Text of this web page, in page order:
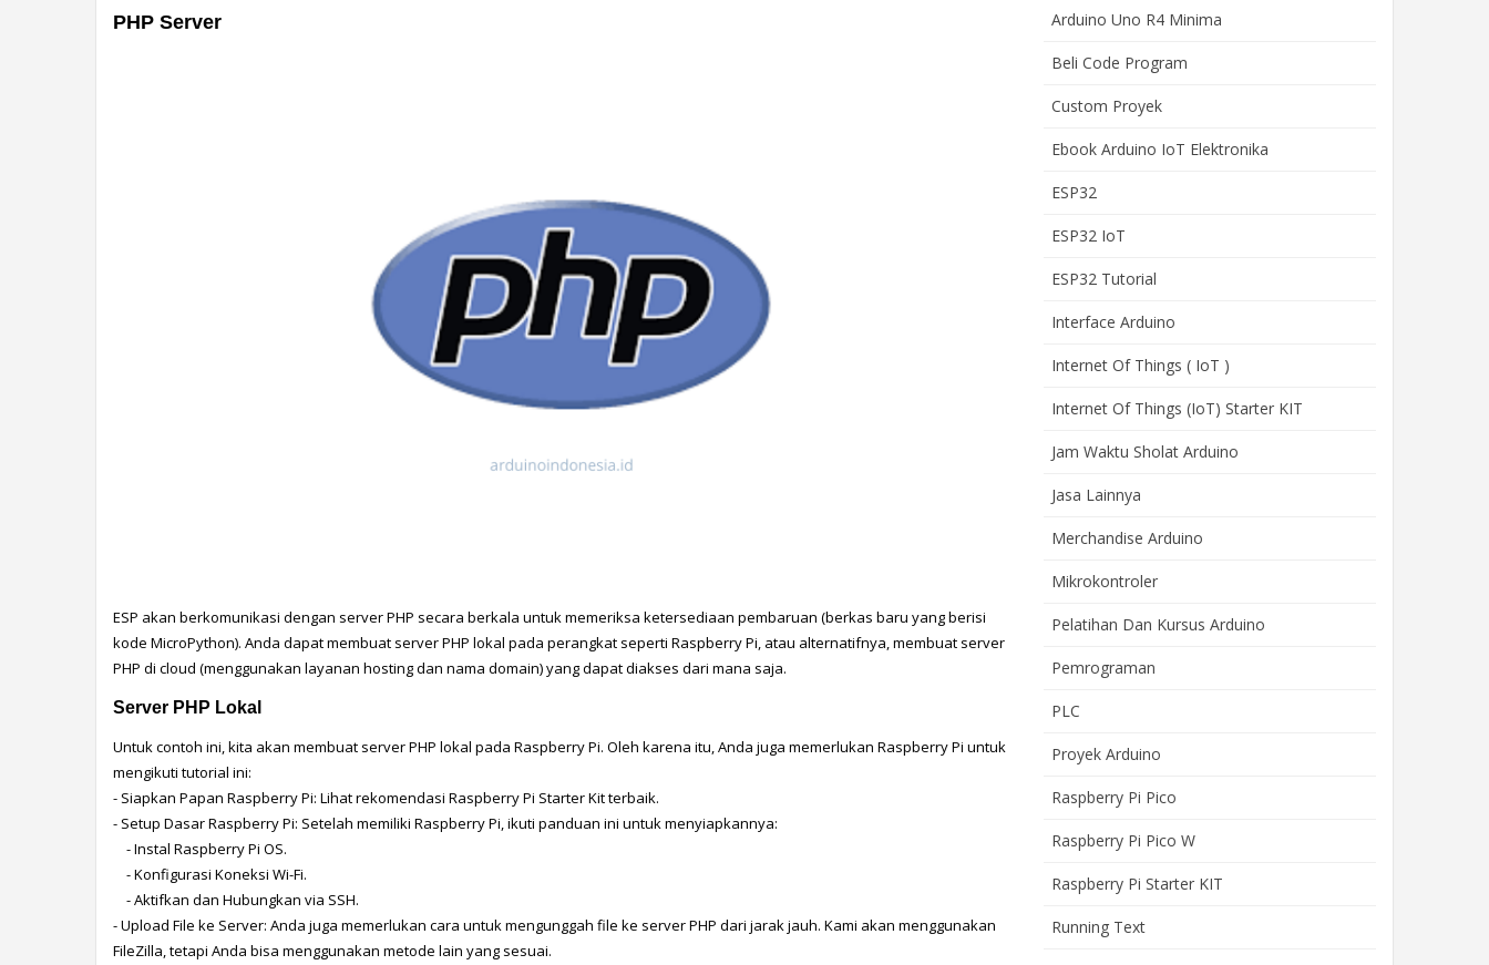
PHP Server
ESP akan berkomunikasi dengan server PHP secara berkala untuk memeriksa ketersediaan pembaruan (berkas baru yang berisi
kode MicroPython). Anda dapat membuat server PHP lokal pada perangkat seperti Raspberry Pi, atau alternatifnya, membuat server
PHP di cloud (menggunakan layanan hosting dan nama domain) yang dapat diakses dari mana saja.
Server PHP Lokal
Untuk contoh ini, kita akan membuat server PHP lokal pada Raspberry Pi. Oleh karena itu, Anda juga memerlukan Raspberry Pi untuk
mengikuti tutorial ini:
- Siapkan Papan Raspberry Pi: Lihat rekomendasi Raspberry Pi Starter Kit terbaik.
- Setup Dasar Raspberry Pi: Setelah memiliki Raspberry Pi, ikuti panduan ini untuk menyiapkannya:
- Instal Raspberry Pi OS.
- Konfigurasi Koneksi Wi-Fi.
- Aktifkan dan Hubungkan via SSH.
- Upload File ke Server: Anda juga memerlukan cara untuk mengunggah file ke server PHP dari jarak jauh. Kami akan menggunakan
FileZilla, tetapi Anda bisa menggunakan metode lain yang sesuai.
Arduino Uno R4 Minima
Beli Code Program
Custom Proyek
Ebook Arduino IoT Elektronika
ESP32
ESP32 IoT
ESP32 Tutorial
Interface Arduino
Internet Of Things ( IoT )
Internet Of Things (IoT) Starter KIT
Jam Waktu Sholat Arduino
Jasa Lainnya
Merchandise Arduino
Mikrokontroler
Pelatihan Dan Kursus Arduino
Pemrograman
PLC
Proyek Arduino
Raspberry Pi Pico
Raspberry Pi Pico W
Raspberry Pi Starter KIT
Running Text